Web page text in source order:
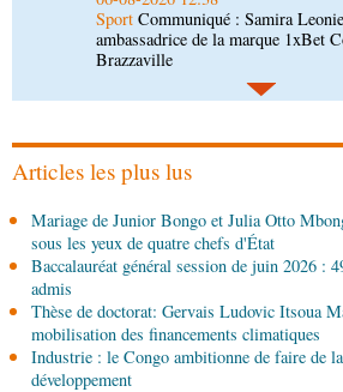
PolitiqueAssemblée nationale: la
Ecofin s’imprègne des réalités du
06-08-2026 08:45
Pierre Oba jettent les bases d’une
fructueuse
Afrique-Monde Centrafrique : les
l'ONU cachent la guerre silencieuse
contrôle des ressources
05-08-2026 22:10
ÉconomieEconomie : un accord
Noire pour la valorisation des
non ligneux
Articles les plus lus
Mariage de Junior Bongo et Julia Otto
sous les yeux de quatre chefs d'État
Baccalauréat général session de juin 2026 :
admis
Thèse de doctorat: Gervais Ludovic Itsoua
mobilisation des financements climatiques
Industrie : le Congo ambitionne de faire de
développement